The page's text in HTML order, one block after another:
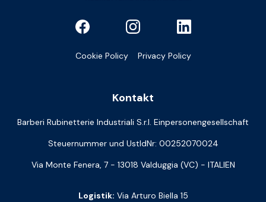
Cookie Policy Privacy Policy
Kontakt
Barberi Rubinetterie Industriali S.r.l. Einpersonengesellschaft
Steuernummer und UstIdNr: 00252070024
Via Monte Fenera, 7 - 13018 Valduggia (VC) - ITALIEN
Logistik: Via Arturo Biella 15